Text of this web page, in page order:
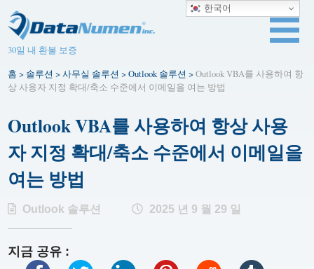
30일 내 환불 보증
홈 > 솔루션 >사무실 솔루션 >Outlook 솔루션 >Outlook VBA를 사용하여 항
상 사용자 지정 확대/축소 수준에서 이메일을 여는 방법
Outlook VBA를 사용하여 항상 사용
자 지정 확대/축소 수준에서 이메일을
여는 방법
Outlook 솔루션 2025 년 9 월 29 일
지금 공유 :
한국어